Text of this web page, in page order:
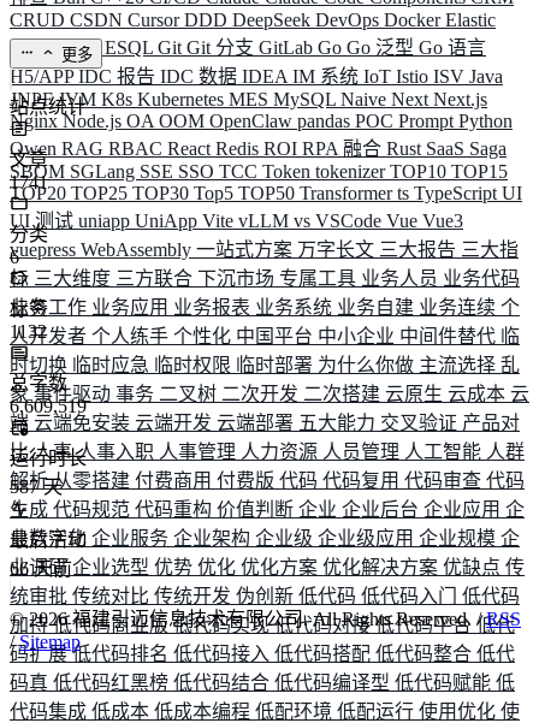
CRUD CSDN CursorDDD DeepSeek DevOps DockerElastic
ELK ElysiaESQL Git Git 分支 GitLab Go Go 泛型 Go 语言
H5/APPIDC 报告 IDC 数据 IDEA IM 系统 IoT Istio ISV Java
JNPFJVM K8s Kubernetes MES MySQL Naive Next Next.js
NginxNode.js OA OOM OpenClaw pandas POC Prompt Python
Qwen RAG RBAC React Redis ROI RPA 融合 Rust SaaS Saga
SBOM SGLang SSE SSO TCC Token tokenizerTOP10 TOP15
TOP20 TOP25 TOP30 Top5 TOP50 Transformerts TypeScript UI
UI 测试 uniapp UniApp Vite vLLM vs VSCode Vue Vue3
vuepress WebAssembly 一站式方案 万字长文 三大报告 三大指
标 三大维度 三方联合 下沉市场 专属工具 业务人员 业务代码
业务工作 业务应用 业务报表 业务系统 业务自建 业务连续 个
人开发者 个人练手 个性化 中国平台 中小企业 中间件替代 临
时切换 临时应急 临时权限 临时部署 为什么你做 主流选择 乱
象 事件驱动 事务 二叉树 二次开发 二次搭建 云原生 云成本 云
端 云端免安装 云端开发 云端部署 五大能力 交叉验证 产品对
比人事人事入职 人事管理 人力资源 人员管理 人工智能 人群
解析从零搭建 付费商用 付费版 代码 代码复用 代码审查 代码
生成 代码规范 代码重构 价值判断 企业 企业后台 企业应用 企
业数字化 企业服务 企业架构 企业级 企业级应用 企业规模 企
业调研企业选型 优势 优化 优化方案 优化解决方案 优缺点 传
统审批 传统对比 传统开发 伪创新 低代码 低代码入门 低代码
加持低代码商业版低代码实现低代码对接低代码平台 低代
码扩展低代码排名 低代码接入 低代码搭配 低代码整合 低代
码真 低代码红黑榜 低代码结合 低代码编译型 低代码赋能 低
代码集成 低成本 低成本编程 低配环境 低配运行 使用优化 使
更多
站点统计
文章
1741
分类
6
标签
1132
总字数
6,609,519
运行时长
587 天
最后活动
66 天前
©2026福建引迈信息技术有限公司. All Rights Reserved. /RSS
/Sitemap